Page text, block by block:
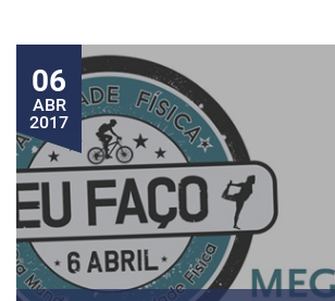
06
ABR
2017